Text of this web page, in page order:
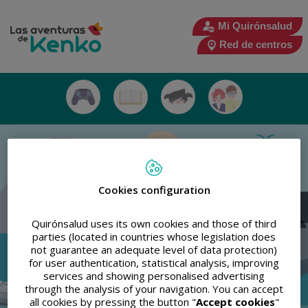
Mi Quirónsalud
Red de centros
La forma más divertida de cuidar la
salud de los pequeños
Número
de
Cookies configuration
Quirónsalud uses its own cookies and those of third
parties (located in countries whose legislation does
not guarantee an adequate level of data protection)
for user authentication, statistical analysis, improving
services and showing personalised advertising
through the analysis of your navigation. You can accept
all cookies by pressing the button "Accept cookies"